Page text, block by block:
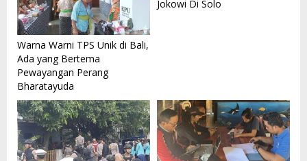
Warna Warni TPS Unik di Bali,
Ada yang Bertema
Pewayangan Perang
Bharatayuda
Jokowi Di Solo